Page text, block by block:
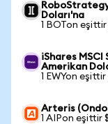
Doları'na
1 BOTon
iShares MSCI
Amerikan
1 EWYon eşittir
Arteris (Ondo
1 AIPon eşittir